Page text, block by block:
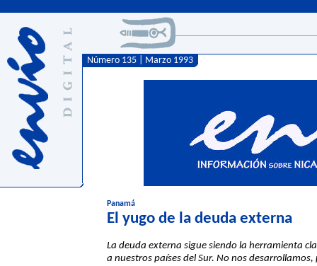
Número 135 | Marzo 1993
Panamá
El yugo de la deuda externa
La deuda externa sigue siendo la herramienta
a nuestros países del Sur. No nos